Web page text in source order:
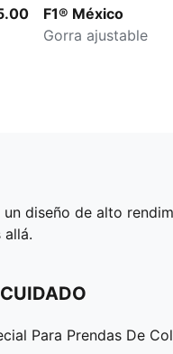
F1® México
Gorra ajustable
diseño de alto
allá.
Para Prendas De